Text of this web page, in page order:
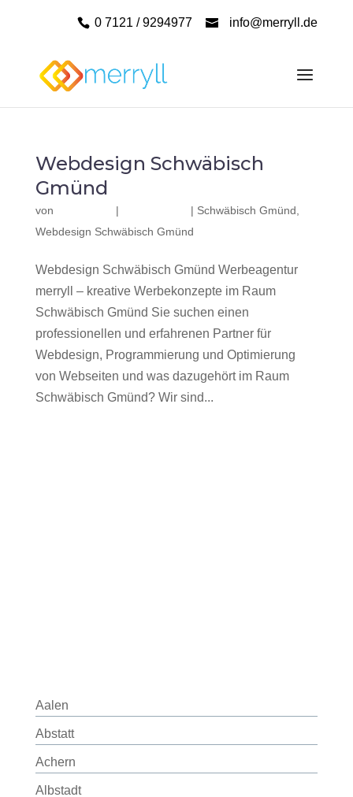
0 7121 / 9294977 info@merryll.de
Webdesign Schwäbisch
Gmünd
von | | Schwäbisch Gmünd
Webdesign Schwäbisch Gmünd
Webdesign Schwäbisch Gmünd Werbeagentur
merryll – kreative Werbekonzepte im Raum
Schwäbisch Gmünd Sie suchen einen
professionellen und erfahrenen Partner für
Webdesign, Programmierung und Optimierung
von Webseiten und was dazugehört im Raum
Schwäbisch Gmünd? Wir sind...
Aalen
Abstatt
Achern
Albstadt